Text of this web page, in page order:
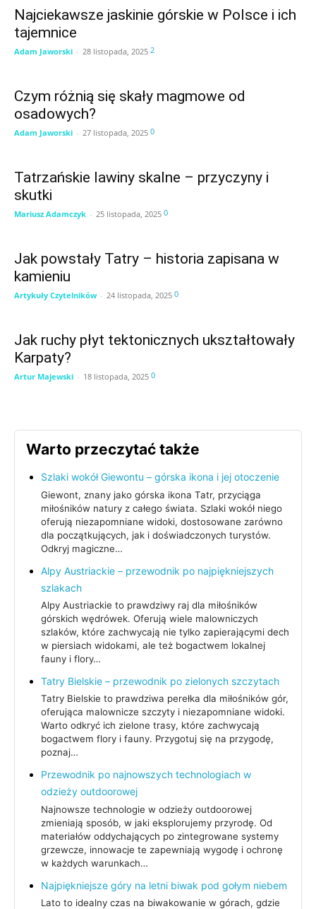
Najciekawsze jaskinie górskie w Polsce i ich
tajemnice
Adam Jaworski - 28 listopada, 2025 2
Czym różnią się skały magmowe od
osadowych?
Adam Jaworski - 27 listopada, 2025 0
Tatrzańskie lawiny skalne – przyczyny i
skutki
Mariusz Adamczyk - 25 listopada, 2025 0
Jak powstały Tatry – historia zapisana w
kamieniu
Artykuły Czytelników - 24 listopada, 2025 0
Jak ruchy płyt tektonicznych ukształtowały
Karpaty?
Artur Majewski - 18 listopada, 2025 0
Warto przeczytać także
Szlaki wokół Giewontu – górska ikona i jej otoczenie
Giewont, znany jako górska ikona Tatr, przyciąga
miłośników natury z całego świata. Szlaki wokół niego
oferują niezapomniane widoki, dostosowane zarówno
dla początkujących, jak i doświadczonych turystów.
Odkryj magiczne…
Alpy Austriackie – przewodnik po najpiękniejszych
szlakach
Alpy Austriackie to prawdziwy raj dla miłośników
górskich wędrówek. Oferują wiele malowniczych
szlaków, które zachwycają nie tylko zapierającymi dech
w piersiach widokami, ale też bogactwem lokalnej
fauny i flory…
Tatry Bielskie – przewodnik po zielonych szczytach
Tatry Bielskie to prawdziwa perełka dla miłośników gór,
oferująca malownicze szczyty i niezapomniane widoki.
Warto odkryć ich zielone trasy, które zachwycają
bogactwem flory i fauny. Przygotuj się na przygodę,
poznaj…
Przewodnik po najnowszych technologiach w
odzieży outdoorowej
Najnowsze technologie w odzieży outdoorowej
zmieniają sposób, w jaki eksplorujemy przyrodę. Od
materiałów oddychających po zintegrowane systemy
grzewcze, innowacje te zapewniają wygodę i ochronę
w każdych warunkach…
Najpiękniejsze góry na letni biwak pod gołym niebem
Lato to idealny czas na biwakowanie w górach, gdzie